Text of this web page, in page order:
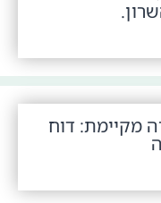
מקיימת: דוח